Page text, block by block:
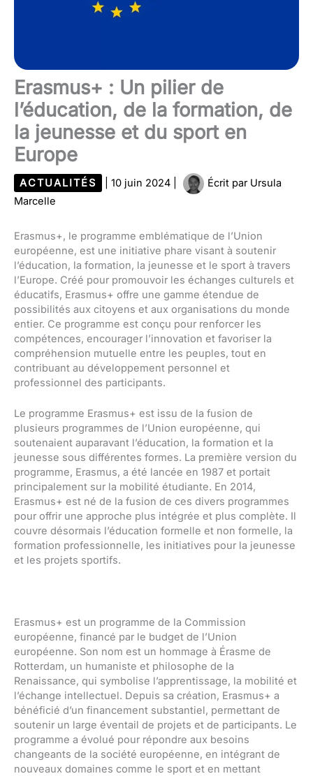
Erasmus+ : Un pilier de
l’éducation, de la formation, de
la jeunesse et du sport en
Europe
ACTUALITÉS 10 juin 2024 Écrit par Ursula
Marcelle
Erasmus+, le programme emblématique de l’Union
européenne, est une initiative phare visant à soutenir
l’éducation, la formation, la jeunesse et le sport à travers
l’Europe. Créé pour promouvoir les échanges culturels et
éducatifs, Erasmus+ offre une gamme étendue de
possibilités aux citoyens et aux organisations du monde
entier. Ce programme est conçu pour renforcer les
compétences, encourager l’innovation et favoriser la
compréhension mutuelle entre les peuples, tout en
contribuant au développement personnel et
professionnel des participants.
Le programme Erasmus+ est issu de la fusion de
plusieurs programmes de l’Union européenne, qui
soutenaient auparavant l’éducation, la formation et la
jeunesse sous différentes formes. La première version du
programme, Erasmus, a été lancée en 1987 et portait
principalement sur la mobilité étudiante. En 2014,
Erasmus+ est né de la fusion de ces divers programmes
pour offrir une approche plus intégrée et plus complète. Il
couvre désormais l’éducation formelle et non formelle, la
formation professionnelle, les initiatives pour la jeunesse
et les projets sportifs.
Erasmus+ est un programme de la Commission
européenne, financé par le budget de l’Union
européenne. Son nom est un hommage à Érasme de
Rotterdam, un humaniste et philosophe de la
Renaissance, qui symbolise l’apprentissage, la mobilité et
l’échange intellectuel. Depuis sa création, Erasmus+ a
bénéficié d’un financement substantiel, permettant de
soutenir un large éventail de projets et de participants. Le
programme a évolué pour répondre aux besoins
changeants de la société européenne, en intégrant de
nouveaux domaines comme le sport et en mettant